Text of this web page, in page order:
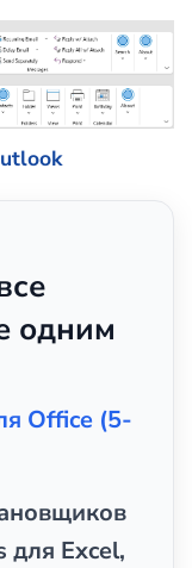
одним
Office (5-
для Excel,